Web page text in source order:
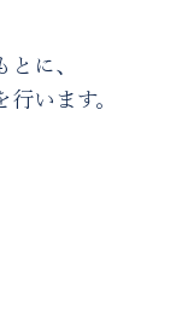
に、
います。